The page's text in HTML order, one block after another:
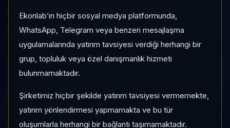
Ekonlab’ın hiçbir sosyal medya platformunda,
WhatsApp, Telegram veya benzeri mesajlaşma
uygulamalarında yatırım tavsiyesi verdiği herhangi bir
grup, topluluk veya özel danışmanlık hizmeti
bulunmamaktadır.
Şirketimiz hiçbir şekilde yatırım tavsiyesi vermemekte,
yatırım yönlendirmesi yapmamakta ve bu tür
oluşumlarla herhangi bir bağlantı taşımamaktadır.
BONK BONK/TRY Kategori: Mid Cap
Risk:Orta Son fiyat:0,0001
1 AY VE 3 AY PERFORMANS
%-38,75
3 Ay:%-65,00